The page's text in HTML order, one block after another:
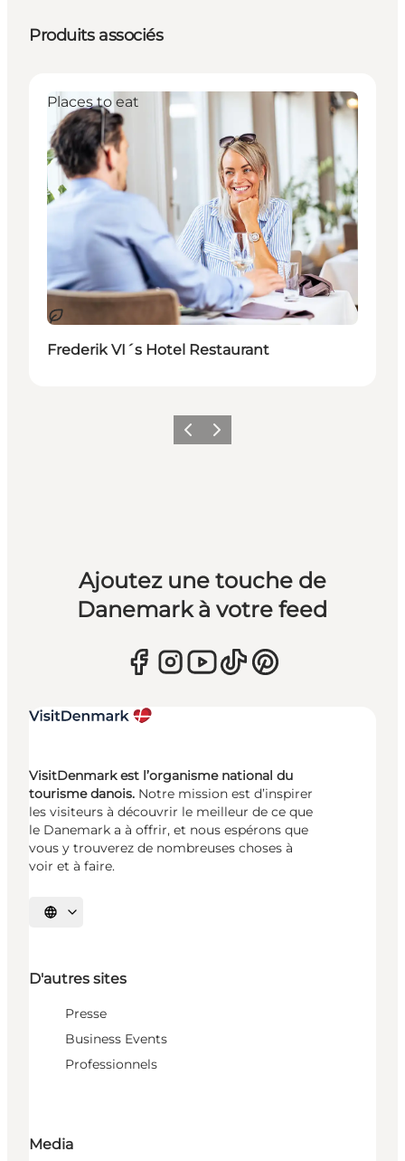
Produits associés
Durable
Places to eat
Frederik VI´s Hotel Restaurant
PrécédentSuivant
Ajoutez une touche de
Danemark à votre feed
VisitDenmark est l’organisme national du
tourisme danois. Notre mission est d’inspirer
les visiteurs à découvrir le meilleur de ce que
le Danemark a à offrir, et nous espérons que
vous y trouverez de nombreuses choses à
voir et à faire.
Choisissez la langue
D'autres sites
Presse
Business Events
Professionnels
Media